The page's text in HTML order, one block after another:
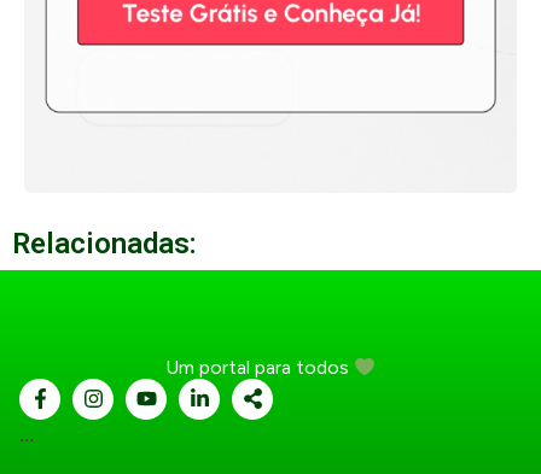
Relacionadas:
Um portal para todos
...